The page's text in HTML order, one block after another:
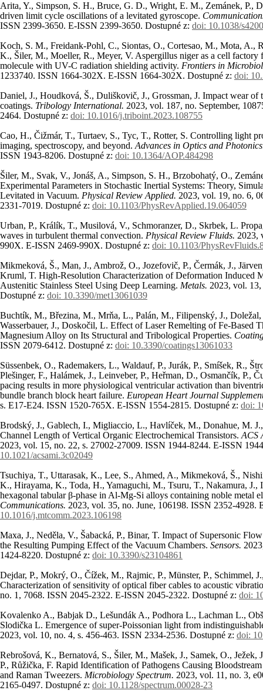
Arita, Y., Simpson, S. H., Bruce, G. D., Wright, E. M., Zemánek, P.,
driven limit cycle oscillations of a levitated gyroscope.
ISSN 2399-3650. E-ISSN 2399-3650. Dostupné z: doi: 10.1038/
Koch, S. M., Freidank-Pohl, C., Siontas, O., Cortesao, M., Mota, A.,
K., Šiler, M., Moeller, R., Meyer, V. Aspergillus niger as a cell factory
molecule with UV-C radiation shielding activity. Frontiers in
1233740. ISSN 1664-302X. E-ISSN 1664-302X. Dostupné z: doi:
Daniel, J., Houdková, Š., Duliškovič, J., Grossman, J. Impact wear of
coatings. Tribology International. 2023, vol. 187, no. September,
2464. Dostupné z: doi: 10.1016/j.triboint.2023.108755
Cao, H., Čižmár, T., Turtaev, S., Tyc, T., Rotter, S. Controlling light
imaging, spectroscopy, and beyond. Advances in Optics and
ISSN 1943-8206. Dostupné z: doi: 10.1364/AOP.484298
Šiler, M., Svak, V., Jonáš, A., Simpson, S. H., Brzobohatý, O.,
Experimental Parameters in Stochastic Inertial Systems: Theory,
Levitated in Vacuum. Physical Review Applied. 2023, vol. 19, no. 6,
2331-7019. Dostupné z: doi: 10.1103/PhysRevApplied.19.064059
Urban, P., Králík, T., Musilová, V., Schmoranzer, D., Skrbek, L.
waves in turbulent thermal convection. Physical Review Fluids. 2023,
990X. E-ISSN 2469-990X. Dostupné z: doi: 10.1103/
Mikmeková, Š., Man, J., Ambrož, O., Jozefovič, P., Čermák, J.,
Kruml, T. High-Resolution Characterization of Deformation Induced
Austenitic Stainless Steel Using Deep Learning. Metals. 2023, vol.
Dostupné z: doi: 10.3390/met13061039
Buchtík, M., Březina, M., Mrňa, L., Palán, M., Filipenský, J.,
Wasserbauer, J., Doskočil, L. Effect of Laser Remelting of Fe-Based
Magnesium Alloy on Its Structural and Tribological Properties.
ISSN 2079-6412. Dostupné z: doi: 10.3390/coatings13061033
Süssenbek, O., Rademakers, L., Waldauf, P., Jurák, P., Smíšek, R.,
Plešinger, F., Halámek, J., Leinveber, P., Heřman, D., Osmančík, P.,
pacing results in more physiological ventricular activation than
bundle branch block heart failure. European Heart Journal
s. E17-E24. ISSN 1520-765X. E-ISSN 1554-2815. Dostupné z: doi:
Brodský, J., Gablech, I., Migliaccio, L., Havlíček, M., Donahue, M.
Channel Length of Vertical Organic Electrochemical Transistors. ACS
2023, vol. 15, no. 22, s. 27002-27009. ISSN 1944-8244. E-ISSN
10.1021/acsami.3c02049
Tsuchiya, T., Uttarasak, K., Lee, S., Ahmed, A., Mikmeková, Š.,
K., Hirayama, K., Toda, H., Yamaguchi, M., Tsuru, T., Nakamura, J.,
hexagonal tabular β-phase in Al-Mg-Si alloys containing noble metal
Communications. 2023, vol. 35, no. June, 106198. ISSN 2352-4928.
10.1016/j.mtcomm.2023.106198
Maxa, J., Neděla, V., Šabacká, P., Binar, T. Impact of Supersonic
the Resulting Pumping Effect of the Vacuum Chambers. Sensors.
1424-8220. Dostupné z: doi: 10.3390/s23104861
Dejdar, P., Mokrý, O., Čížek, M., Rajmic, P., Münster, P., Schimmel,
Characterization of sensitivity of optical fiber cables to acoustic
no. 1, 7068. ISSN 2045-2322. E-ISSN 2045-2322. Dostupné z: doi:
Kovalenko A., Babjak D., Lešundák A., Podhora L., Lachman L.,
Slodička L. Emergence of super-Poissonian light from
2023, vol. 10, no. 4, s. 456-463. ISSN 2334-2536. Dostupné z: doi:
Rebrošová, K., Bernatová, S., Šiler, M., Mašek, J., Samek, O.,
P., Růžička, F. Rapid Identification of Pathogens Causing
and Raman Tweezers. Microbiology Spectrum. 2023, vol. 11, no. 3,
2165-0497. Dostupné z: doi: 10.1128/spectrum.00028-23